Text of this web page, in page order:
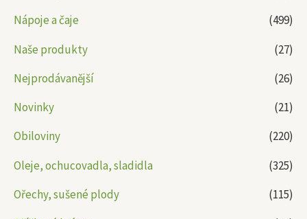
Nápoje a čaje
(499)
Naše produkty
(27)
Nejprodávanější
(26)
Novinky
(21)
Obiloviny
(220)
Oleje, ochucovadla, sladidla
(325)
Ořechy, sušené plody
(115)